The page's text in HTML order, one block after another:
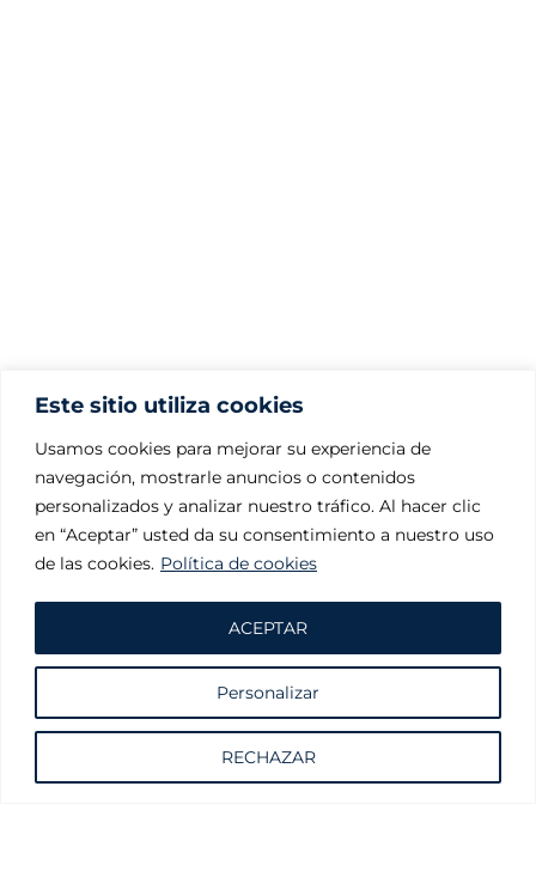
Este sitio utiliza cookies
Usamos cookies para mejorar su experiencia de
navegación, mostrarle anuncios o contenidos
personalizados y analizar nuestro tráfico. Al hacer clic
en “Aceptar” usted da su consentimiento a nuestro uso
de las cookies. Política de cookies
Personalizar
RECHAZAR
ACEPTAR
Solicite información sin compromiso